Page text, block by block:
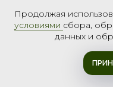
© 2024 Все права защищены
Продолжая
условиями сбора,
данных и